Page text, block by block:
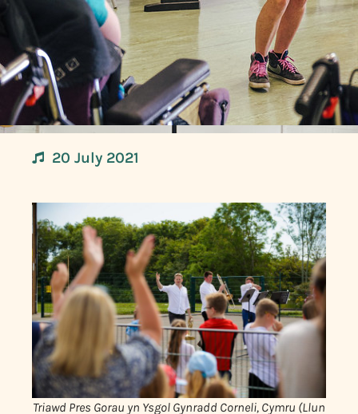
20 July 2021
Triawd Pres Gorau yn Ysgol Gynradd Corneli, Cymru (Llun